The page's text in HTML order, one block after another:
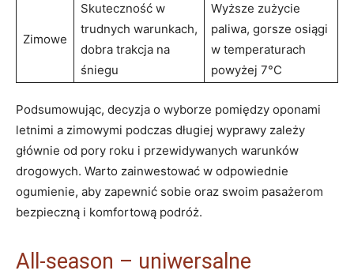
Zimowe
Skuteczność w
trudnych warunkach,
dobra trakcja na
śniegu
Wyższe zużycie
paliwa, gorsze osiągi
w temperaturach
powyżej 7°C
Podsumowując, decyzja o wyborze pomiędzy oponami
letnimi a zimowymi podczas długiej wyprawy zależy
głównie od pory roku i przewidywanych warunków
drogowych. Warto zainwestować w odpowiednie
ogumienie, aby zapewnić sobie oraz swoim pasażerom
bezpieczną i komfortową podróż.
All-season – uniwersalne